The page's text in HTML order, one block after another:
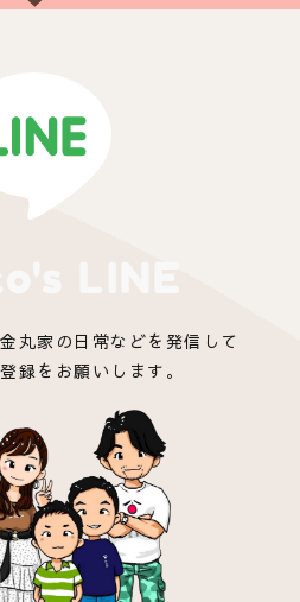
丸家の日常などを発信して
録をお願いします。